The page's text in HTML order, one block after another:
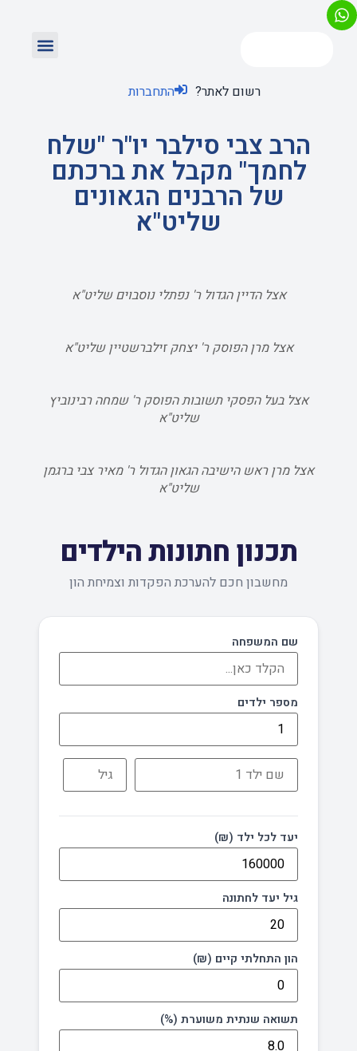
רשום לאתר? התחברות
הרב צבי סילבר יו"ר "שלח
לחמך" מקבל את ברכתם
של הרבנים הגאונים
שליט"א
אצל הדיין הגדול ר' נפתלי נוסבוים שליט"א
אצל מרן הפוסק ר' יצחק זילברשטיין שליט"א
אצל בעל הפסקי תשובות הפוסק ר' שמחה רבינוביץ
שליט"א
אצל מרן ראש הישיבה הגאון הגדול ר' מאיר צבי ברגמן
שליט"א
תכנון חתונות הילדים
מחשבון חכם להערכת הפקדות וצמיחת הון
שם המשפחה
מספר ילדים
יעד לכל ילד (₪)
גיל יעד לחתונה
הון התחלתי קיים (₪)
תשואה שנתית משוערת (%)